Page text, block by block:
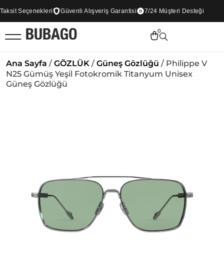
Seçenekleri Güvenli Alışveriş Garantisi 7/24 Müşteri Desteği
0
Ana Sayfa / GÖZLÜK / Güneş Gözlüğü / Philippe V
N25 Gümüş Yeşil Fotokromik Titanyum Unisex
Güneş Gözlüğü